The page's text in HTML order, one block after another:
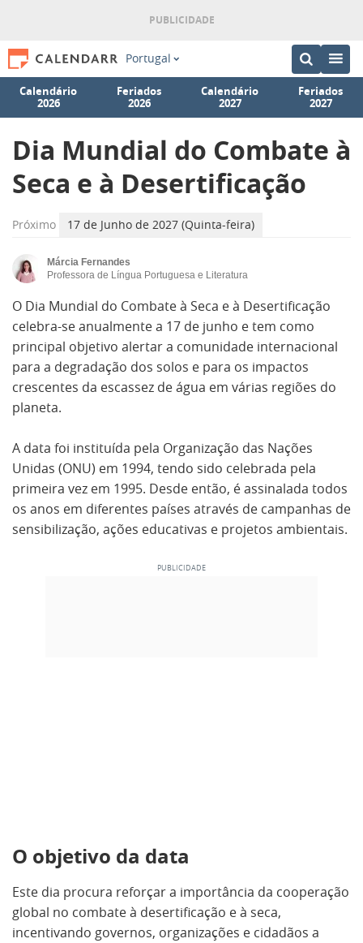
Portugal
Calendário
2026
Feriados
2026
Calendário
2027
Feriados
2027
Dia Mundial do Combate à
Seca e à Desertificação
Próximo 17 de Junho de 2027 (Quinta-feira)
Márcia Fernandes
Professora de Língua Portuguesa e Literatura
O Dia Mundial do Combate à Seca e à Desertificação
celebra-se anualmente a 17 de junho e tem como
principal objetivo alertar a comunidade internacional
para a degradação dos solos e para os impactos
crescentes da escassez de água em várias regiões do
planeta.
A data foi instituída pela Organização das Nações
Unidas (ONU) em 1994, tendo sido celebrada pela
primeira vez em 1995. Desde então, é assinalada todos
os anos em diferentes países através de campanhas de
sensibilização, ações educativas e projetos ambientais.
O objetivo da data
Este dia procura reforçar a importância da cooperação
global no combate à desertificação e à seca,
incentivando governos, organizações e cidadãos a